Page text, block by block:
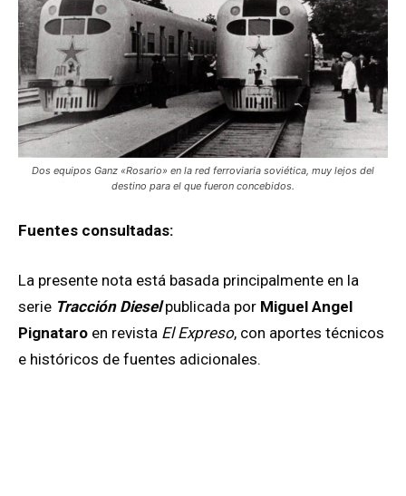
Dos equipos Ganz «Rosario» en la red ferroviaria soviética, muy lejos del
destino para el que fueron concebidos.
Fuentes consultadas:
La presente nota está basada principalmente en la
serie Tracción Dieselpublicada por Miguel Angel
Pignataro en revista El Expreso, con aportes técnicos
e históricos de fuentes adicionales.